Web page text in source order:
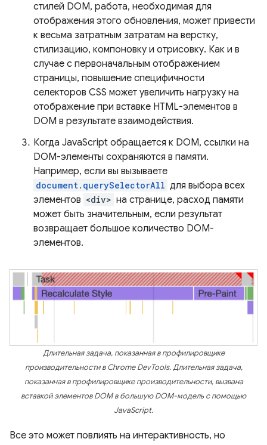
стилей DOM, работа, необходимая для
отображения этого обновления, может привести
к весьма затратным затратам на верстку,
стилизацию, компоновку и отрисовку. Как и в
случае с первоначальным отображением
страницы, повышение специфичности
селекторов CSS может увеличить нагрузку на
отображение при вставке HTML-элементов в
DOM в результате взаимодействия.
Когда JavaScript обращается к DOM, ссылки на
DOM-элементы сохраняются в памяти.
Например, если вы вызываете
document.querySelectorAll для выбора всех
элементов <div> на странице, расход памяти
может быть значительным, если результат
возвращает большое количество DOM-
элементов.
Длительная задача, показанная в профилировщике
производительности в Chrome DevTools. Длительная задача,
показанная в профилировщике производительности, вызвана
вставкой элементов DOM в большую DOM-модель с помощью
JavaScript.
Все это может повлиять на интерактивность, но